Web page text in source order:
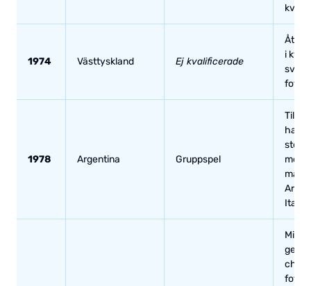
1974 Västtyskland Ej kvalificerade
i
svag
1978 Argentina Gruppspel
med